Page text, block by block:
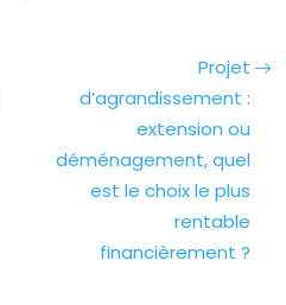
Projet
d’agrandissement :
extension ou
déménagement, quel
est le choix le plus
rentable
financièrement ?